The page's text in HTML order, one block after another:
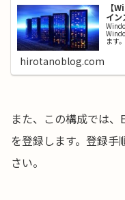
【
イン
ます
hirotanoblog.com
また、この構成では
を登録します。登録
さい。